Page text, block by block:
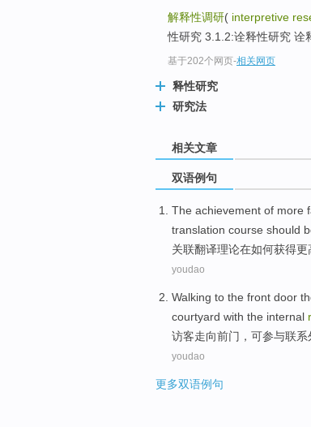
解释性调研( interpretive
性研究 3.1.2:诠释性研究 诠
基于202个网页-相关网页
释性研究
研究法
相关文章
双语例句
The achievement of more
translation course should
关联翻译理论在如何获得更
youdao
Walking to the front door
courtyard with the internal
访客走向前门 ，可参与联系
youdao
更多双语例句